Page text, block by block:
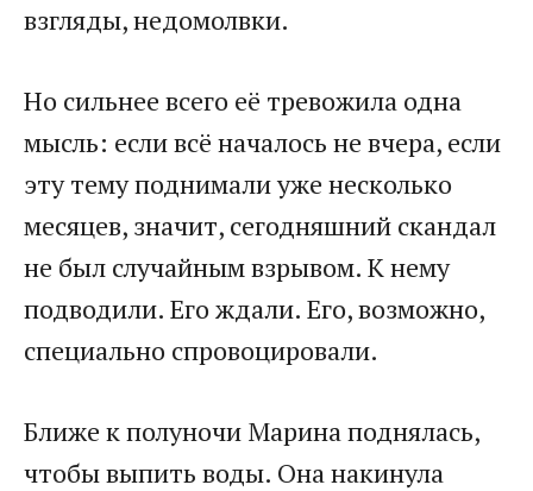
взгляды, недомолвки.
Но сильнее всего её тревожила одна
мысль: если всё началось не вчера, если
эту тему поднимали уже несколько
месяцев, значит, сегодняшний скандал
не был случайным взрывом. К нему
подводили. Его ждали. Его, возможно,
специально спровоцировали.
Ближе к полуночи Марина поднялась,
чтобы выпить воды. Она накинула